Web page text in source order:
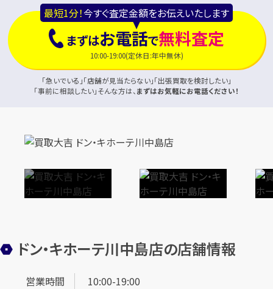
最短1分！今すぐ査定金額をお伝えいたします
まずはお電話で無料査定
10:00-19:00(定休日:年中無休)
「急いでいる」「店舗が見当たらない」「出張買取を検討したい」
「事前に相談したい」そんな方は、まずはお気軽にお電話ください！
ドン・キホーテ川中島店の店舗情報
営業時間
10:00-19:00